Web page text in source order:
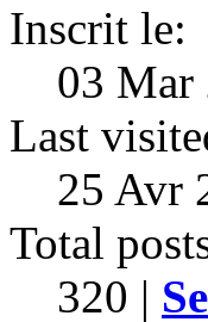
Inscrit le:
03 Mar
Last
25 Avr
Total
320 |